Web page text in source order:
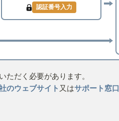
認証番号入力
だく必要があります。
のウェブサイト 又はサポート窓口